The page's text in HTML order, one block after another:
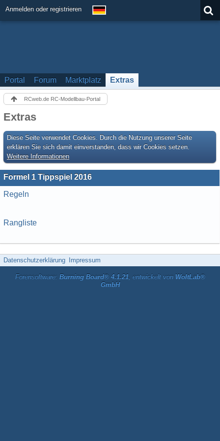
Anmelden oder registrieren
Portal Forum Marktplatz Extras
RCweb.de RC-Modellbau-Portal
Extras
Diese Seite verwendet Cookies. Durch die Nutzung unserer Seite
erklären Sie sich damit einverstanden, dass wir Cookies setzen.
Weitere Informationen
Formel 1 Tippspiel 2016
Regeln
Rangliste
Datenschutzerklärung Impressum
Forensoftware: Burning Board® 4.1.21, entwickelt von WoltLab®
GmbH